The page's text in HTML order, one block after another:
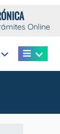
Online